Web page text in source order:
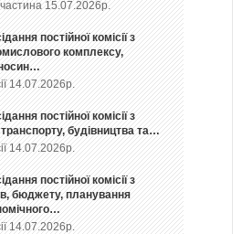
частина 15.07.2026р.
постійної комісії з
комплексу,
14.07.2026р.
постійної комісії з
будівництва та…
14.07.2026р.
постійної комісії з
бюджету, планування
14.07.2026р.